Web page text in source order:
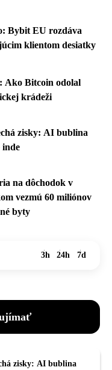
Bybit EU rozdáva
klientom desiatky
Ako Bitcoin odolal
krádeži
zisky: AI bublina
inde
na dôchodok v
vezmú 60 miliónov
byty
3h 24h 7d
zisky: AI bublina